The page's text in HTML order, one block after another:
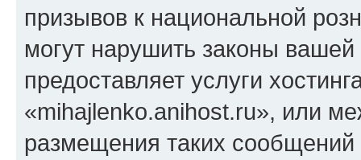
призывов к национальной
могут нарушить законы
предоставляет услуги
«mihajlenko.anihost.ru», или
размещения таких